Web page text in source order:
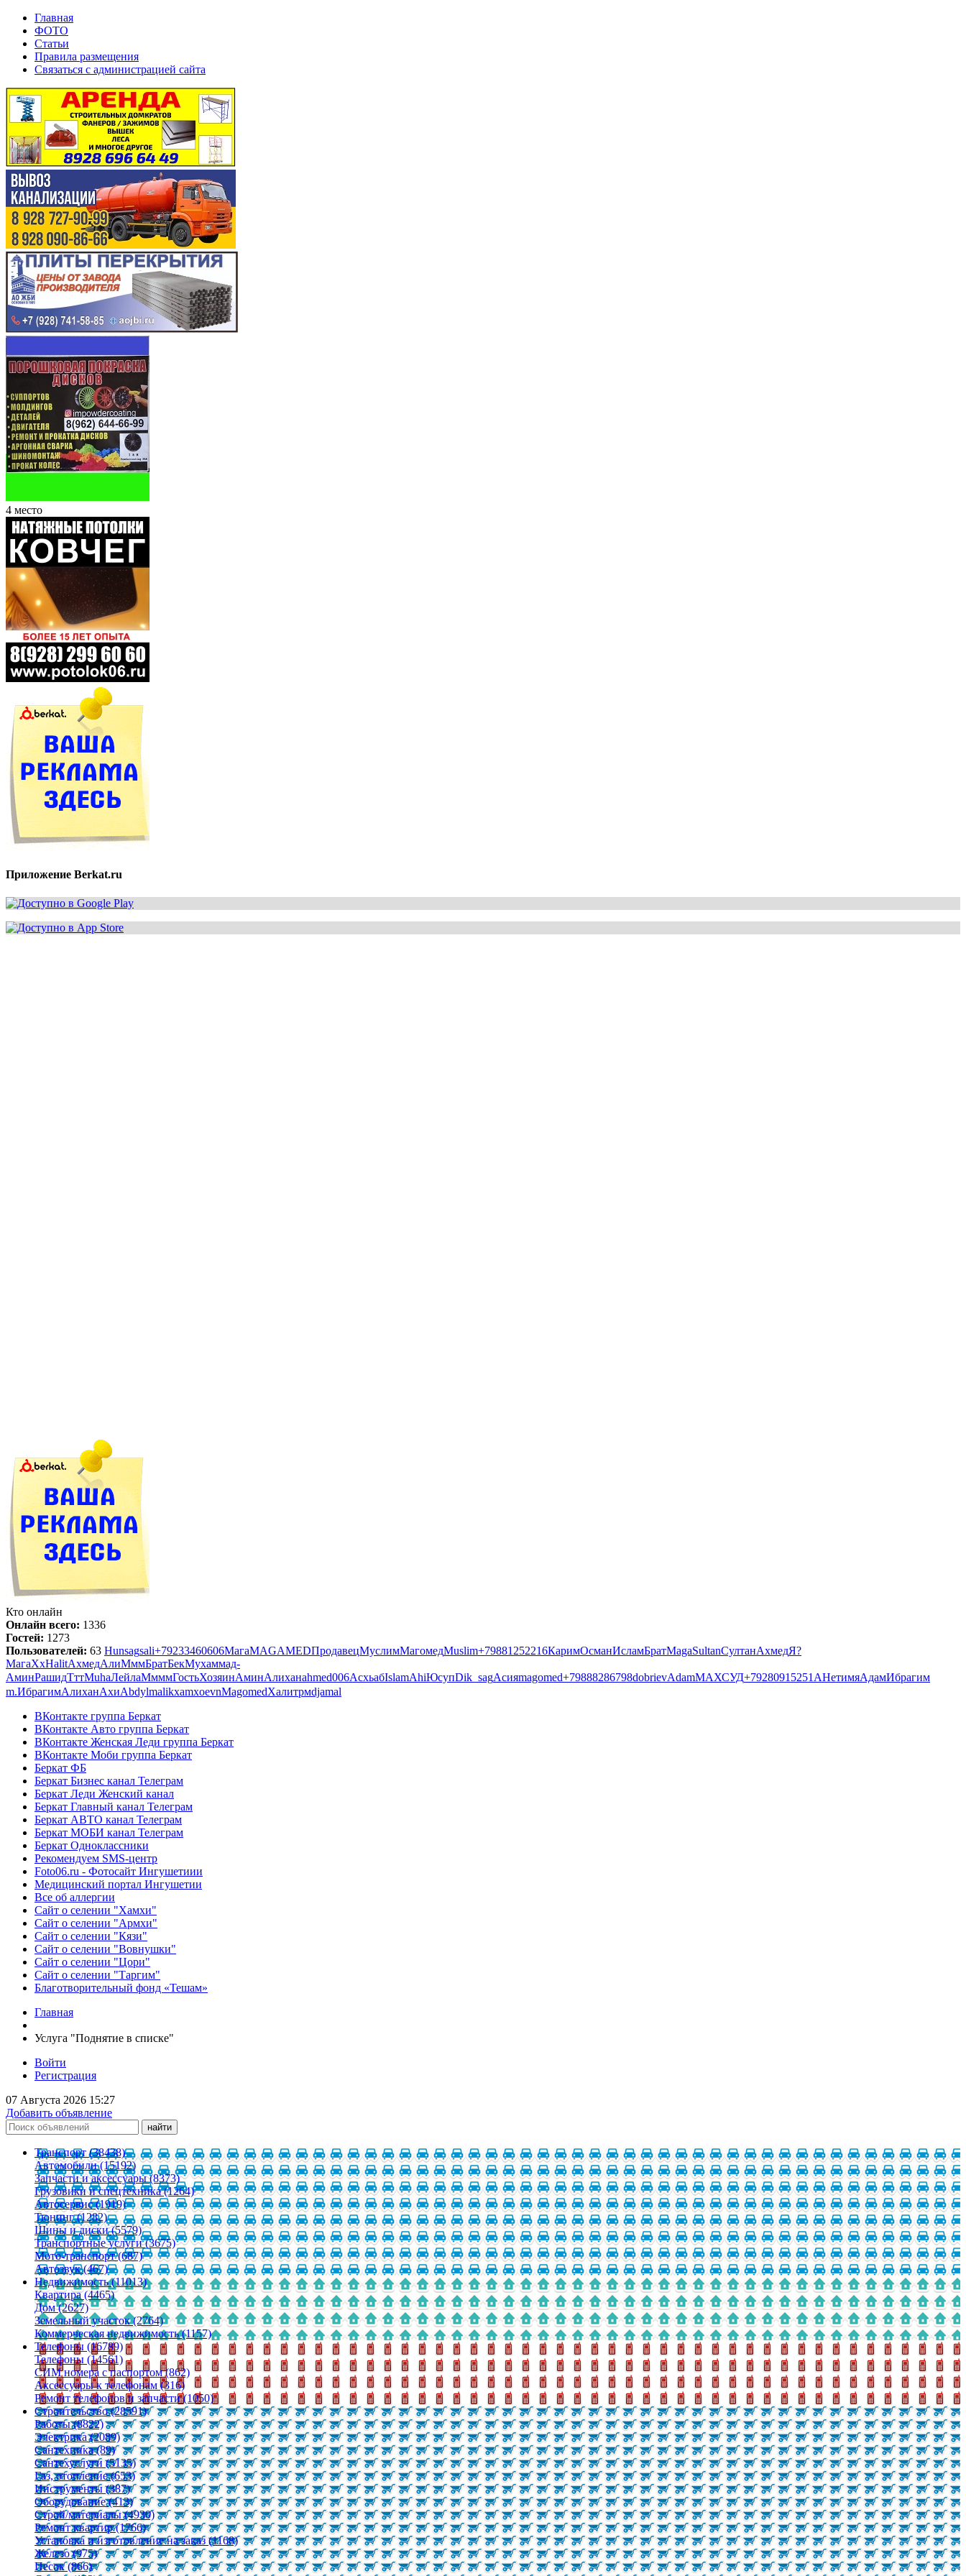
Главная
ФОТО
Статьи
Правила размещения
Связаться с администрацией сайта
4 место
Приложение Berkat.ru
Кто онлайн
Онлайн всего: 1336
Гостей: 1273
Пользователей: 63 Hunsagsali+79233460606МагаMAGAMEDПродавецМуслимМагомедMuslim+79881252216КаримОсманИсламБратMagaSultanСултанАхмедЯ?
МагаХхHalitАхмедАлиМммБратБекМухаммад-
АминРашидТттMuhaЛейлаМмммГостьХозяинАминАлиханahmed006АсхьабIslamAhiЮсупDik_sagАсияmagomed+79888286798dobrievAdamМАХСУД+79280915251 АНетимяАдамИбрагим
m.ИбрагимАлиханАхиAbdylmalikxamxoevnMagomedХалитрмdjamal
ВКонтакте группа Беркат
ВКонтакте Авто группа Беркат
ВКонтакте Женская Леди группа Беркат
ВКонтакте Моби группа Беркат
Беркат ФБ
Беркат Бизнес канал Телеграм
Беркат Леди Женский канал
Беркат Главный канал Телеграм
Беркат АВТО канал Телеграм
Беркат МОБИ канал Телеграм
Беркат Одноклассники
Рекомендуем SMS-центр
Foto06.ru - Фотосайт Ингушетиии
Медицинский портал Ингушетии
Все об аллергии
Сайт о селении "Хамхи"
Сайт о селении "Армхи"
Сайт о селении "Кязи"
Сайт о селении "Вовнушки"
Сайт о селении "Цори"
Сайт о селении "Таргим"
Благотворительный фонд «Тешам»
Главная
Услуга "Поднятие в списке"
Войти
Регистрация
07 Августа 2026 15:27
Добавить объявление
Транспорт (38438)
Автомобили (15192)
Запчасти и аксессуары (8373)
Грузовики и спецтехника (1264)
Автосервис (1919)
Тюнинг (1282)
Шины и диски (5579)
Транспортные услуги (3675)
Мото-транспорт (687)
Автозвук (467)
Недвижимость (11013)
Квартира (4465)
Дом (2627)
Земельный участок (2764)
Коммерческая недвижимость (1157)
Телефоны (16789)
Телефоны (14561)
СИМ номера с паспортом (862)
Аксессуары к телефонам (316)
Ремонт телефонов и запчасти (1050)
Строительство (28591)
Работы (8822)
Электрика (2089)
Сантехника (89)
Сантехуслуги (5135)
Газ, отопление (653)
Инструменты (387)
Оборудование (413)
Строй/материалы (4930)
Ремонт квартир (1766)
Установка и изготовление на заказ (1168)
Железо (975)
Песок (866)